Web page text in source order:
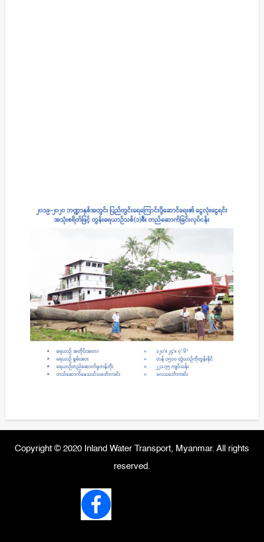
Copyright © 2020 Inland Water Transport, Myanmar. All rights
reserved.